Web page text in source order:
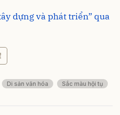
dựng và phát triển” qua
Di sản văn hóa Sắc màu hội tụ